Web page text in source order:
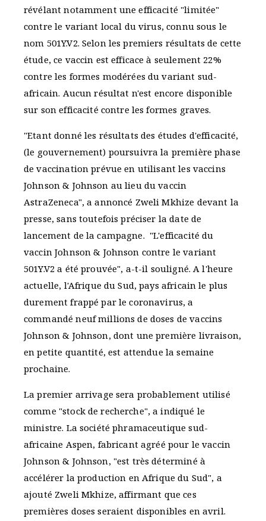
révélant notamment une efficacité "limitée"
contre le variant local du virus, connu sous le
nom 501Y.V2. Selon les premiers résultats de cette
étude, ce vaccin est efficace à seulement 22%
contre les formes modérées du variant sud-
africain. Aucun résultat n'est encore disponible
sur son efficacité contre les formes graves.
"Etant donné les résultats des études d'efficacité,
(le gouvernement) poursuivra la première phase
de vaccination prévue en utilisant les vaccins
Johnson & Johnson au lieu du vaccin
AstraZeneca", a annoncé Zweli Mkhize devant la
presse, sans toutefois préciser la date de
lancement de la campagne. "L'efficacité du
vaccin Johnson & Johnson contre le variant
501Y.V2 a été prouvée", a-t-il souligné. A l'heure
actuelle, l'Afrique du Sud, pays africain le plus
durement frappé par le coronavirus, a
commandé neuf millions de doses de vaccins
Johnson & Johnson, dont une première livraison,
en petite quantité, est attendue la semaine
prochaine.
La premier arrivage sera probablement utilisé
comme "stock de recherche", a indiqué le
ministre. La société phramaceutique sud-
africaine Aspen, fabricant agréé pour le vaccin
Johnson & Johnson, "est très déterminé à
accélérer la production en Afrique du Sud", a
ajouté Zweli Mkhize, affirmant que ces
premières doses seraient disponibles en avril.